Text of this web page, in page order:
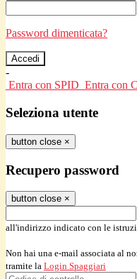
Password dimenticata?
-
Entra con SPID Entra con
Seleziona utente
button close ×
Recupero password
button close ×
all'indirizzo indicato con le
Non hai una e-mail associata al
tramite la Login Spaggiari